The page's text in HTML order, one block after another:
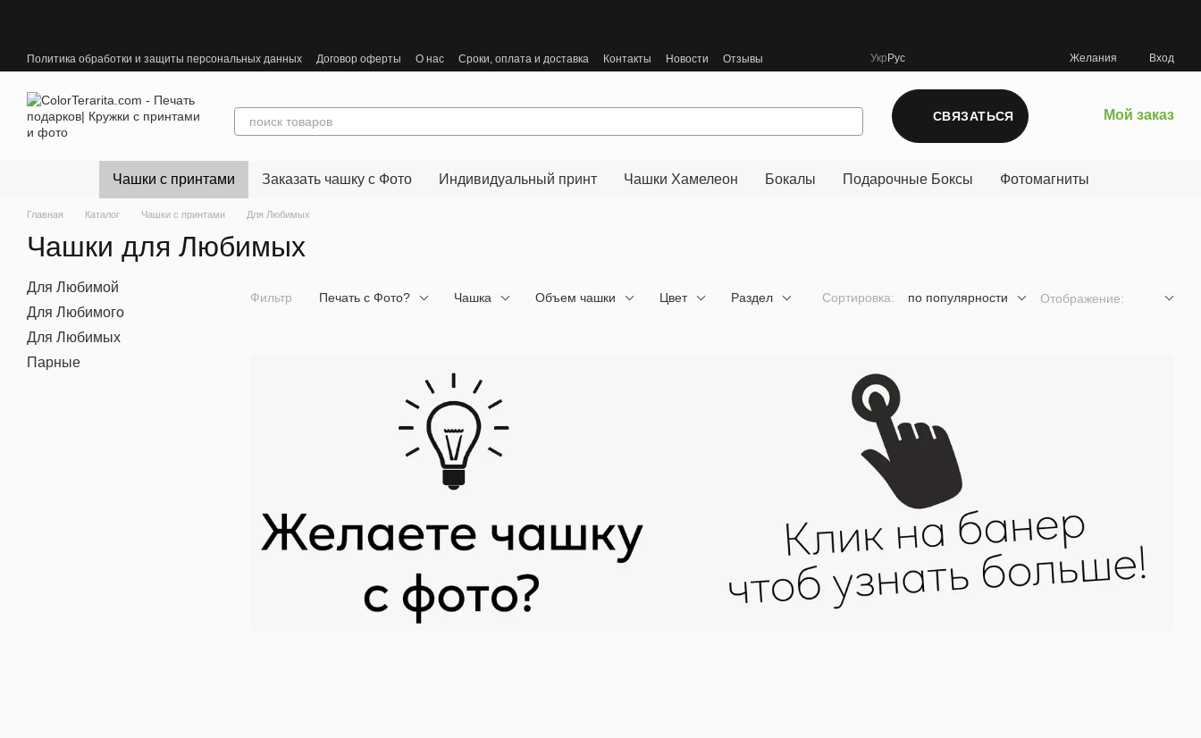
Политика обработки и защиты персональных данных Договор оферты О нас Сроки, оплата и доставка Контакты Новости Отзывы Укр Рус Желания Вход
СВЯЗАТЬСЯ Мой заказ
Чашки с принтами Заказать чашку с Фото Индивидуальный принт Чашки Хамелеон Бокалы Подарочные Боксы Фотомагниты
Главная Каталог Чашки с принтами Для Любимых
Чашки для Любимых
Фильтр Печать с Фото? Чашка Объем чашки Цвет Раздел Сортировка: по популярности Отображение:
Для Любимой
Для Любимого
Для Любимых
Парные